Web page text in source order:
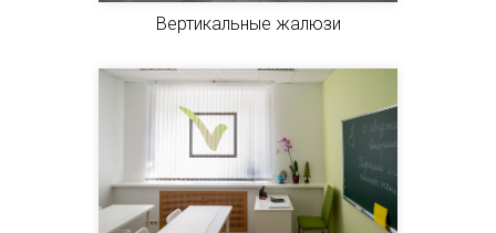
Вертикальные жалюзи